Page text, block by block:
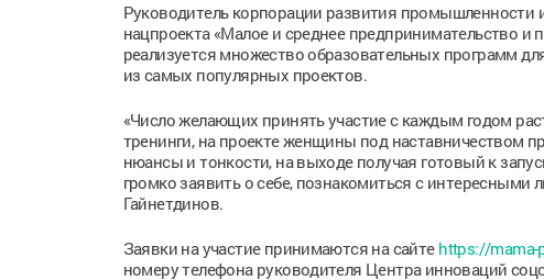
Руководитель корпорации развития промышленности
нацпроекта «Малое и среднее предпринимательство
реализуется множество образовательных программ
из самых популярных проектов.
«Число желающих принять участие с каждым годом
тренинги, на проекте женщины под наставничеством
нюансы и тонкости, на выходе получая готовый к
громко заявить о себе, познакомиться с интересными
Гайнетдинов.
Заявки на участие принимаются на сайте https://mama-
номеру телефона руководителя Центра инноваций